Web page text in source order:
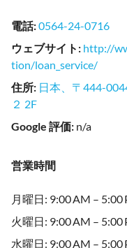
電話:0564-24-0716
ウェブサイト : http://
tion/loan_service/
住所: 日本、〒444-
２ 2F
Google 評価: n/a
営業時間
月曜日: 9:00 AM – 5:00
火曜日: 9:00 AM – 5:00
水曜日: 9:00 AM – 5:00